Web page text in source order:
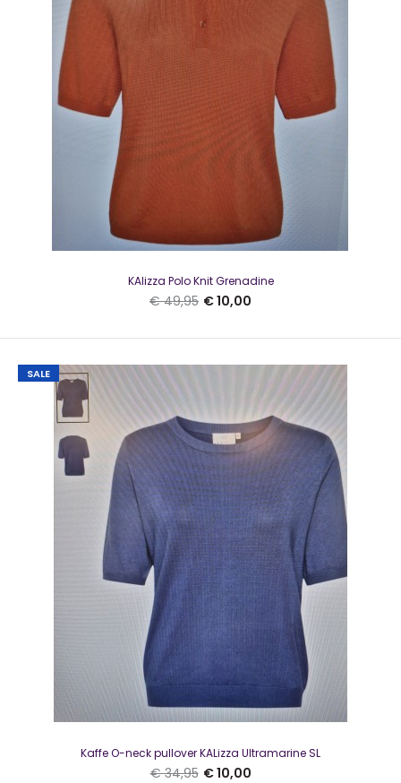
€ 49,95 € 10,00
KAlizza Polo Knit ZwartMooie polo van knitwear met een
polosluiting.De polo heeft korte mouwen, valt..
KAlizza Polo Knit Grenadine
€ 49,95 € 10,00
SALE
Kaffe O-neck pullover KALizza Ultramarine SL
€ 34,95 € 10,00